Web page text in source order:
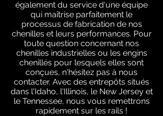
également du service d'une équipe
qui maîtrise parfaitement le
processus de fabrication de nos
chenilles et leurs performances. Pour
toute question concernant nos
chenilles industrielles ou les engins
chenillés pour lesquels elles sont
conçues, n'hésitez pas à nous
contacter. Avec des entrepôts situés
dans l'Idaho, l'Illinois, le New Jersey et
le Tennessee, nous vous remettrons
rapidement sur les rails !